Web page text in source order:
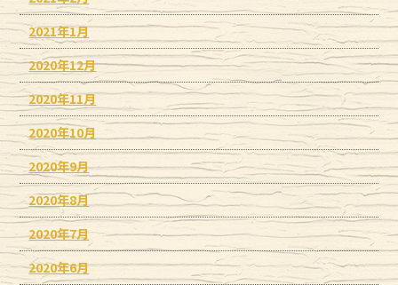
2021年1月
2020年12月
2020年11月
2020年10月
2020年9月
2020年8月
2020年7月
2020年6月